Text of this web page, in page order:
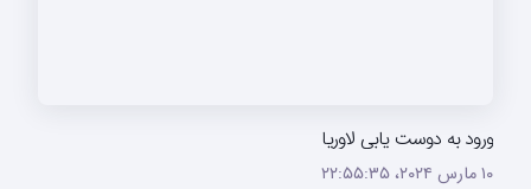
ورود به دوست یابی لاوریا
۱۰ مارس ۲۰۲۴،‏ ۲۲:۵۵:۳۵